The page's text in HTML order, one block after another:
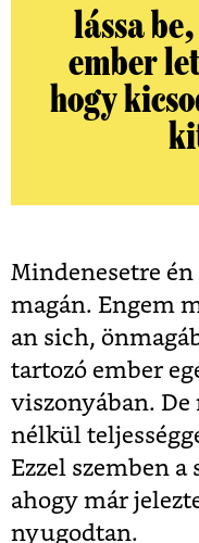
lássa
ember
hogy
Mindenesetre
magán. Engem
an sich,
tartozó ember
viszonyában. De
nélkül
Ezzel szemben
ahogy már
nyugodtan.